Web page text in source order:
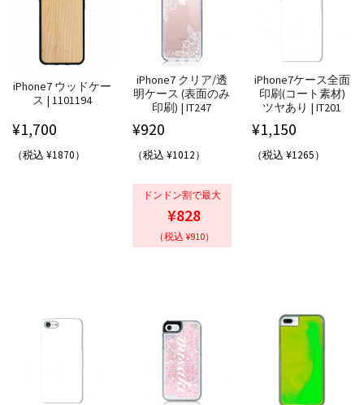
iPhone7 ウッドケー
ス | 1101194
¥1,700
（税込 ¥1870）
iPhone7 クリア/透
明ケース (表面のみ
印刷) | IT247
¥920
（税込 ¥1012）
ドンドン割で最大
¥828
（税込 ¥910）
iPhone7ケース全面
印刷(コート素材)
ツヤあり | IT201
¥1,150
（税込 ¥1265）